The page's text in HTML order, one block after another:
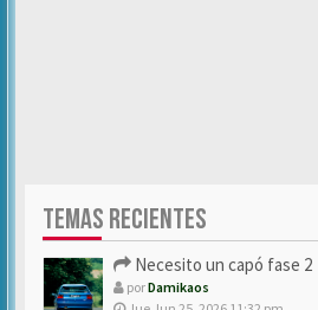
TEMAS RECIENTES
Necesito un capó fase 2
porDamikaos